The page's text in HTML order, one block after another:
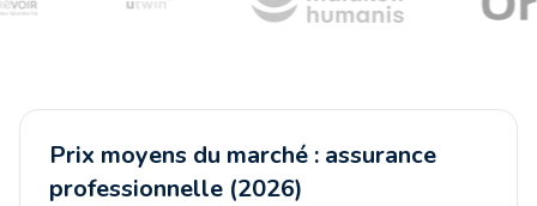
Prix moyens du marché : assurance
professionnelle (2026)